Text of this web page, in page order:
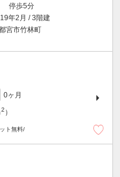
停歩5分
年2月 / 3階建
宮市竹林町
0ヶ月
2 ）
ト無料/